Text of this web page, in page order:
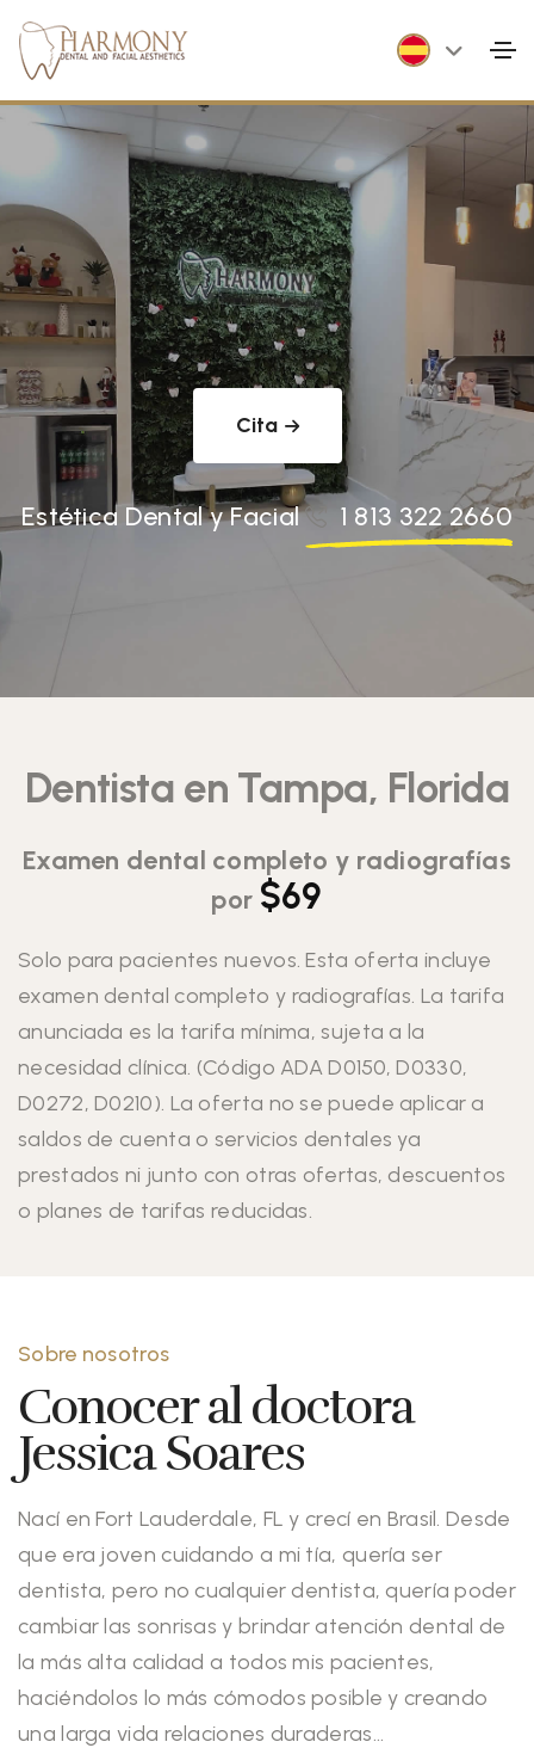
Cita
Estética Dental y Facial 1 813 322 2660
Dentista en Tampa, Florida
Examen dental completo y radiografías
por $69
Solo para pacientes nuevos. Esta oferta incluye
examen dental completo y radiografías. La tarifa
anunciada es la tarifa mínima, sujeta a la
necesidad clínica. (Código ADA D0150, D0330,
D0272, D0210). La oferta no se puede aplicar a
saldos de cuenta o servicios dentales ya
prestados ni junto con otras ofertas, descuentos
o planes de tarifas reducidas.
Sobre nosotros
Conocer al doctora
Jessica Soares
Nací en Fort Lauderdale, FL y crecí en Brasil. Desde
que era joven cuidando a mi tía, quería ser
dentista, pero no cualquier dentista, quería poder
cambiar las sonrisas y brindar atención dental de
la más alta calidad a todos mis pacientes,
haciéndolos lo más cómodos posible y creando
una larga vida relaciones duraderas...